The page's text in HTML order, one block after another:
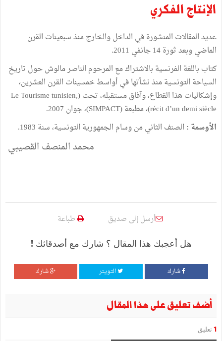
الإنتاج الفكري
عديدالمقالات المنشورةفي الداخلوالخارجمنذسبعينات القرن
الماضيوبعدثورة جانفي
كتاب باللغة الفرنسية بالاشتراكمع المرحوم الناصرمالوشحول تاريخ
السياحة التونسيةمنذنشأتهافيأواسطخمسينات القرن العشرين،
وإشكاليات هذا القطاع،وآفاقمستقبله،تحت(
Le Tourisme tunisien,
récit d’un demi siècle
)،مطبعة(
SIMPACT
)،جوان
الأوسمة : الصنف الثانيمنوسام الجمهورية التونسية،سنة
محمد المنصف القصيبي
أرسل إلى صديق طباعة
هل أعجبك هذا المقال ؟ شارك مع أصدقائك !
شارك التويتر شارك
أضف تعليق على هذا المقال
1 تعليق